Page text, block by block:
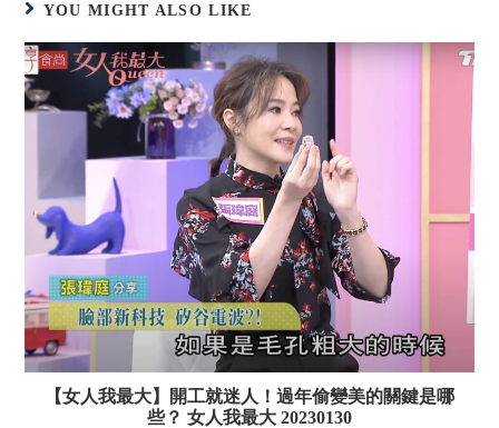
YOU MIGHT ALSO LIKE
【女人我最大】開工就迷人！過年偷變美的關鍵是哪
些？ 女人我最大 20230130